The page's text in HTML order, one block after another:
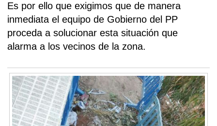
Es por ello que exigimos que de manera
inmediata el equipo de Gobierno del PP
proceda a solucionar esta situación que
alarma a los vecinos de la zona.